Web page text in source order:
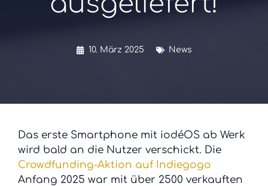
10. März 2025 News
Das erste Smartphone mit iodéOS ab Werk
wird bald an die Nutzer verschickt. Die
Crowdfunding-Aktion auf Indiegogo
Anfang 2025 war mit über 2500 verkauften